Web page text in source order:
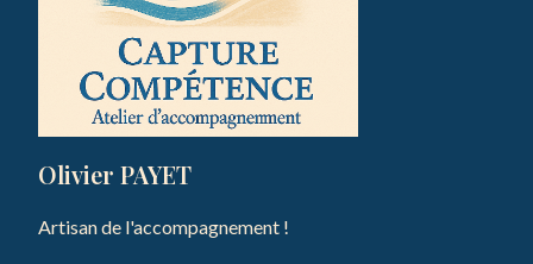
Olivier PAYET
Artisan de l'accompagnement !